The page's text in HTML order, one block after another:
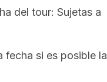
del tour: Sujetas a
fecha si es posible la